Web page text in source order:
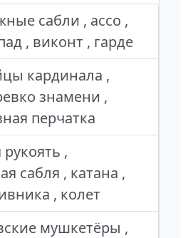
сабли , ассо ,
, виконт , гарде
кардинала ,
знамени ,
перчатка
,
сабля , катана ,
, колет
мушкетёры ,